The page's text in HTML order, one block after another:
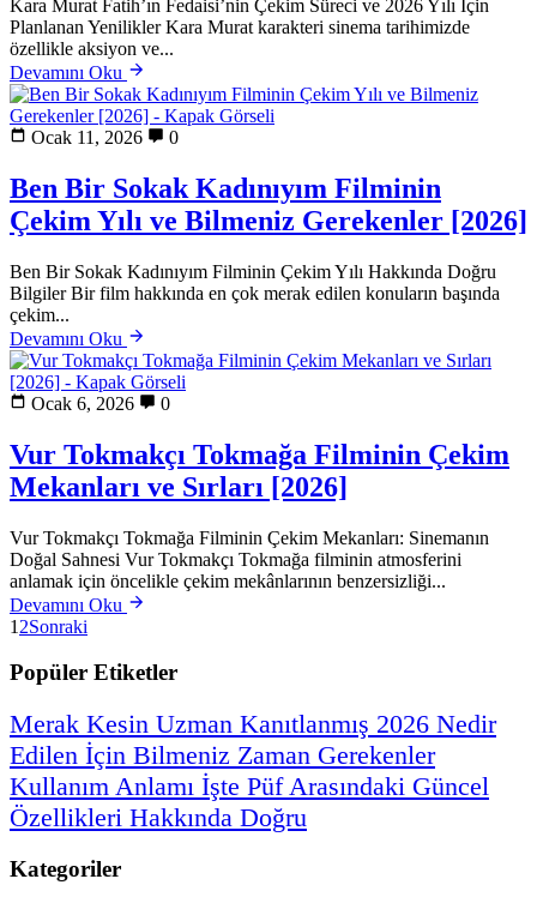
Kara Murat Fatih’ın Fedaisi’nin Çekim Süreci ve 2026 Yılı İçin
Planlanan Yenilikler Kara Murat karakteri sinema tarihimizde
özellikle aksiyon ve...
Devamını Oku
Ocak 11, 2026 0
Ben Bir Sokak Kadınıyım Filminin
Çekim Yılı ve Bilmeniz Gerekenler [2026]
Ben Bir Sokak Kadınıyım Filminin Çekim Yılı Hakkında Doğru
Bilgiler Bir film hakkında en çok merak edilen konuların başında
çekim...
Devamını Oku
Ocak 6, 2026 0
Vur Tokmakçı Tokmağa Filminin Çekim
Mekanları ve Sırları [2026]
Vur Tokmakçı Tokmağa Filminin Çekim Mekanları: Sinemanın
Doğal Sahnesi Vur Tokmakçı Tokmağa filminin atmosferini
anlamak için öncelikle çekim mekânlarının benzersizliği...
Devamını Oku
1 2Sonraki
Popüler Etiketler
Merak Kesin Uzman Kanıtlanmış 2026 Nedir
Edilen İçin Bilmeniz Zaman Gerekenler
Kullanım Anlamı İşte Püf Arasındaki Güncel
Özellikleri Hakkında Doğru
Kategoriler